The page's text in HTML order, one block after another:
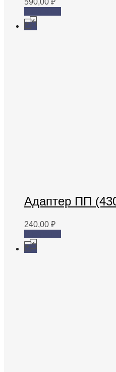
590,00 ₽
Адаптер ПП
240,00 ₽